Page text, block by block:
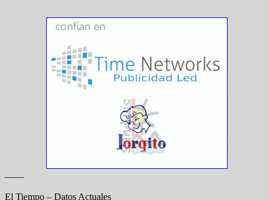
——
El Tiempo – Datos Actuales